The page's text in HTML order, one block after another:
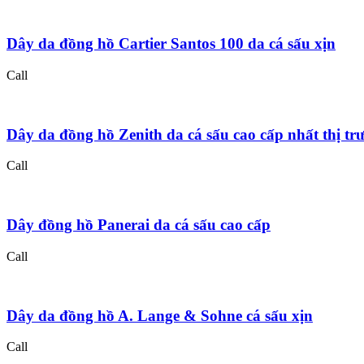
Dây da đồng hồ Cartier Santos 100 da cá sấu xịn
Call
Dây da đồng hồ Zenith da cá sấu cao cấp nhất thị
Call
Dây đồng hồ Panerai da cá sấu cao cấp
Call
Dây da đồng hồ A. Lange & Sohne cá sấu xịn
Call